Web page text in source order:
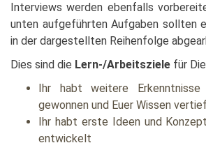
Interviews werden ebenfalls
unten aufgeführten Aufgaben sollten
in der dargestellten Reihenfolge
Dies sind die Lern-/Arbeitsziele für
Ihr habt weitere
gewonnen und Euer Wissen
Ihr habt erste Ideen und
entwickelt